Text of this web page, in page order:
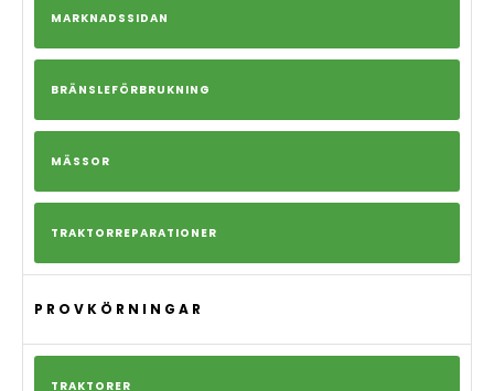
MARKNADSSIDAN
BRÄNSLEFÖRBRUKNING
MÄSSOR
TRAKTORREPARATIONER
PROVKÖRNINGAR
TRAKTORER